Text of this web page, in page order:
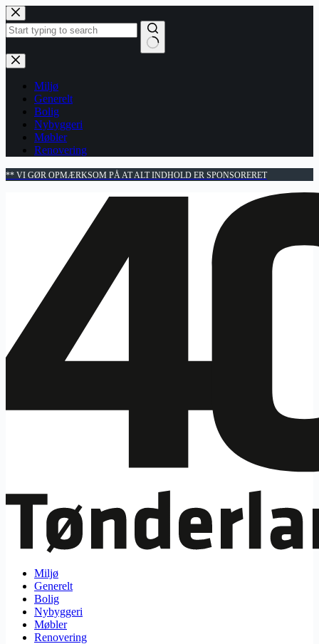
Fortsæt
til
indhold
Ingen
resultater
Miljø
Generelt
Bolig
Nybyggeri
Møbler
Renovering
** VI GØR OPMÆRKSOM PÅ AT ALT INDHOLD ER SPONSORERET
Miljø
Generelt
Bolig
Nybyggeri
Møbler
Renovering